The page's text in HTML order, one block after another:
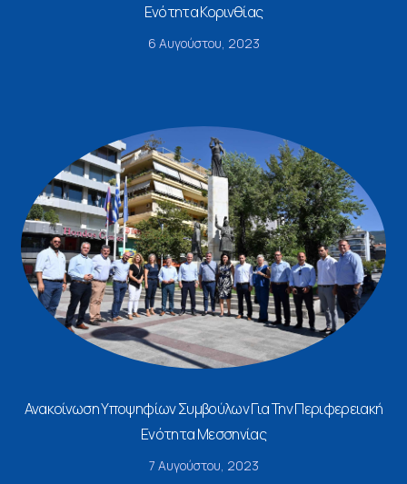
Ενότητα Κορινθίας
6 Αυγούστου, 2023
Ανακοίνωση Υποψηφίων Συμβούλων Για Την Περιφερειακή
Ενότητα Μεσσηνίας
7 Αυγούστου, 2023